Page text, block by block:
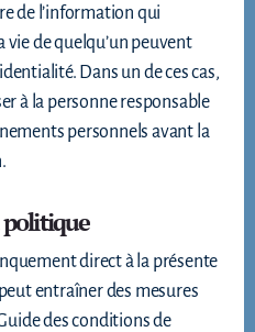
de l’information qui
de quelqu’un peuvent
Dans un de ces cas,
à la personne responsable
personnels avant la
politique
direct à la présente
entraîner des mesures
des conditions de